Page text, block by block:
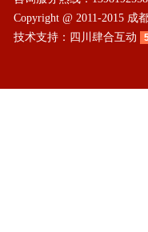
Copyright @ 2011-2015
技术支持： 四川肆合互动